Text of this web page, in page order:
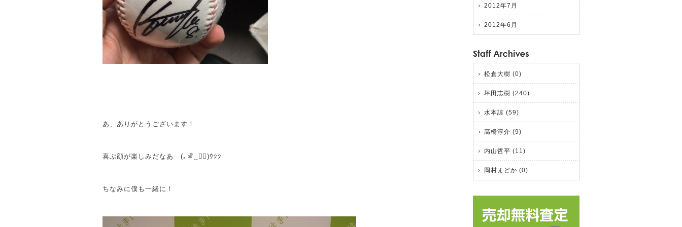
あ、ありがとうございます！
喜ぶ顔が楽しみだなあ (｡≖ิ‿≖ิ)ｳｼｼ
ちなみに僕も一緒に！
2012年7月
2012年6月
松倉大樹 (0)
坪田志樹 (240)
水本諒 (59)
高橋淳介 (9)
内山哲平 (11)
岡村まどか (0)